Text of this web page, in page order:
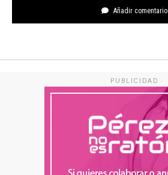
Añadir comentario
PUBLICIDAD